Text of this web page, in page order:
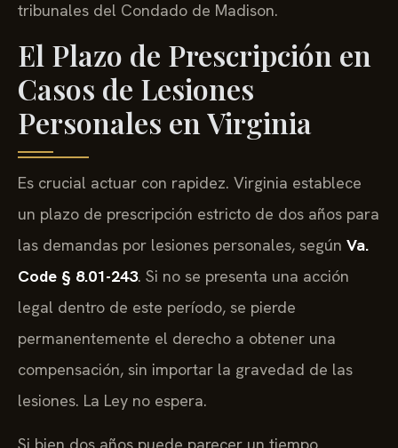
tribunales del Condado de Madison.
El Plazo de Prescripción en
Casos de Lesiones
Personales en Virginia
Es crucial actuar con rapidez. Virginia establece
un plazo de prescripción estricto de dos años para
las demandas por lesiones personales, según Va.
Code § 8.01-243 . Si no se presenta una acción
legal dentro de este período, se pierde
permanentemente el derecho a obtener una
compensación, sin importar la gravedad de las
lesiones. La Ley no espera.
Si bien dos años puede parecer un tiempo